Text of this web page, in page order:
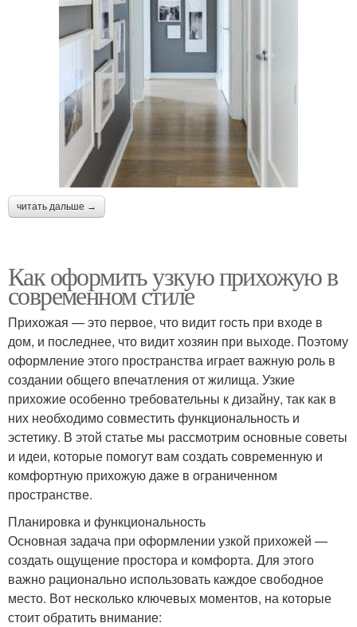
читать дальше →
Как оформить узкую прихожую в
современном стиле
Прихожая — это первое, что видит гость при входе в
дом, и последнее, что видит хозяин при выходе. Поэтому
оформление этого пространства играет важную роль в
создании общего впечатления от жилища. Узкие
прихожие особенно требовательны к дизайну, так как в
них необходимо совместить функциональность и
эстетику. В этой статье мы рассмотрим основные советы
и идеи, которые помогут вам создать современную и
комфортную прихожую даже в ограниченном
пространстве.
Планировка и функциональность
Основная задача при оформлении узкой прихожей —
создать ощущение простора и комфорта. Для этого
важно рационально использовать каждое свободное
место. Вот несколько ключевых моментов, на которые
стоит обратить внимание: